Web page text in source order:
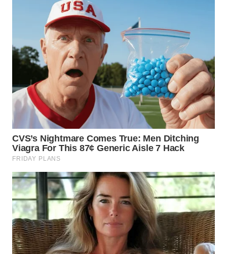
WN
DEPOK
WN
TAPANULI
UTARA
WN
SAMOSIR
WN
PADANG
LAWAS
WN
SUMEDANG